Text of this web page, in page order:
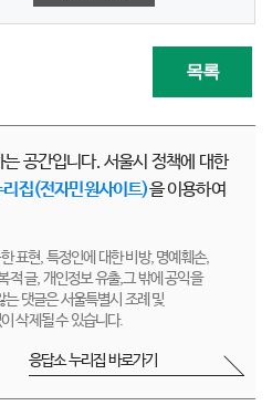
목록
공간입니다. 서울시 정책에 대한
리집(전자민원사이트)을 이용하여
표현, 특정인에 대한 비방, 명예훼손,
적 글, 개인정보 유출,그 밖에 공익을
댓글은 서울특별시 조례 및
삭제될 수 있습니다.
응답소 누리집 바로가기